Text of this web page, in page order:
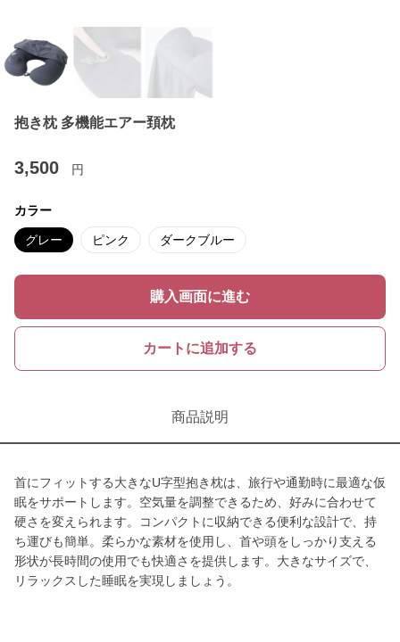
抱き枕 多機能エアー頚枕
3,500 円
カラー
グレー ピンク ダークブルー
購入画面に進む
カートに追加する
商品説明
首にフィットする大きなU字型抱き枕は、旅行や通勤時に最適な仮
眠をサポートします。空気量を調整できるため、好みに合わせて
硬さを変えられます。コンパクトに収納できる便利な設計で、持
ち運びも簡単。柔らかな素材を使用し、首や頭をしっかり支える
形状が長時間の使用でも快適さを提供します。大きなサイズで、
リラックスした睡眠を実現しましょう。